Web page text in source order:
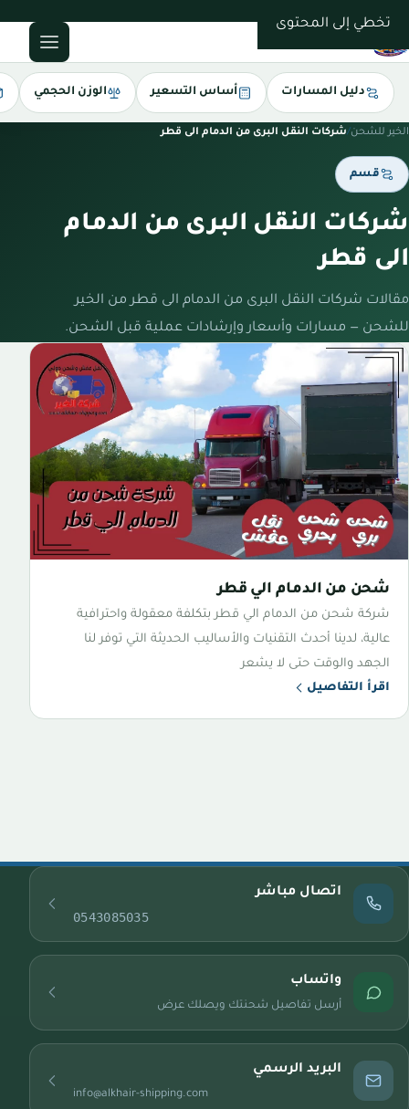
تخطي إلى المحتوى
دليل المسارات أساس التسعير الوزن الحجمي
الخير للشحن/شركات النقل البرى من الدمام الى قطر
قسم
شركات النقل البرى من الدمام
الى قطر
مقالات شركات النقل البرى من الدمام الى قطر من الخير
للشحن — مسارات وأسعار وإرشادات عملية قبل الشحن.
شحن من الدمام الي قطر
شركة شحن من الدمام الي قطر بتكلفة معقولة واحترافية
عالية، لدينا أحدث التقنيات والأساليب الحديثة التي توفر لنا
الجهد والوقت حتى لا يشعر
اقرأ التفاصيل
اتصال مباشر
0543085035
واتساب
أرسل تفاصيل شحنتك ويصلك عرض
البريد الرسمي
info@alkhair-shipping.com